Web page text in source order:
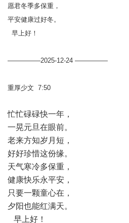
愿君冬季多保重，
平安健康过好冬。
早上好！
—————2025-12-24 —————
重厚少文 7:50
忙忙碌碌快一年，
一晃元旦在眼前。
老来方知岁月短，
好好珍惜这份缘。
天气寒冷多保重，
健康快乐永平安，
只要一颗童心在，
夕阳也能红满天。
早上好！